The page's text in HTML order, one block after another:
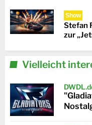
Show
Stefan
zur
Vielleicht